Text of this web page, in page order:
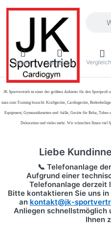
Menü Anmelden
JK Sportvertrieb ist einer der größten Anbieter für den Sportprofi
man zum Training braucht: Kraftgeräte, Cardiogeräte,
Equipment, Gymnastikmatten und -bälle, Geräte für Reha,
Dekoration und vieles mehr. Wir wünschen Ihnen viel
Liebe
📞 Telefonanlage
Aufgrund einer
Telefonanlage derzeit
Bitte kontaktieren Sie uns
an kontakt@jk-
Anliegen schnellstmöglich
Ihnen